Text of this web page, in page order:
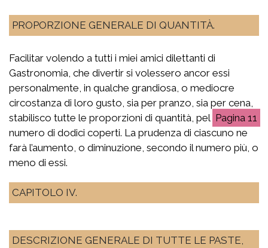
PROPORZIONE GENERALE DI QUANTITÀ.
Facilitar volendo a tutti i miei amici dilettanti di
Gastronomia, che divertir si volessero ancor essi
personalmente, in qualche grandiosa, o mediocre
circostanza di loro gusto, sia per pranzo, sia per cena,
stabilisco tutte le proporzioni di quantità, pel
11
numero di dodici coperti. La prudenza di ciascuno ne
farà l’aumento, o diminuzione, secondo il numero più, o
meno di essi.
CAPITOLO IV.
DESCRIZIONE GENERALE DI TUTTE LE PASTE,